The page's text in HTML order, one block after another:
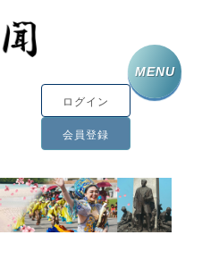
ログイン
会員登録
MENU